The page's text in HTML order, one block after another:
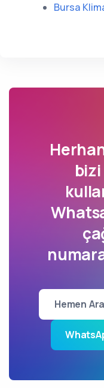
Bursa
Hemen